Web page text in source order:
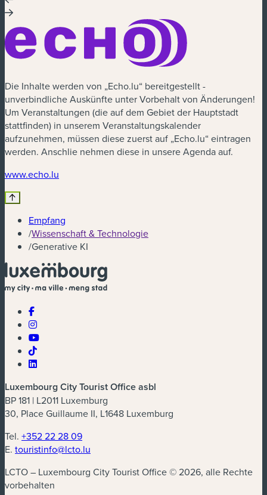
Die Inhalte werden von „Echo.lu“ bereitgestellt -
unverbindliche Auskünfte unter Vorbehalt von Änderungen!
Um Veranstaltungen (die auf dem Gebiet der Hauptstadt
stattfinden) in unserem Veranstaltungskalender
aufzunehmen, müssen diese zuerst auf „Echo.lu“ eintragen
werden. Anschlie nehmen diese in unsere Agenda auf.
www.echo.lu
Empfang
/Wissenschaft & Technologie
/Generative KI
Luxembourg City Tourist Office asbl
BP 181 | L2011 Luxemburg
30, Place Guillaume II, L1648 Luxemburg
Tel. +352 22 28 09
E. touristinfo@lcto.lu
LCTO – Luxembourg City Tourist Office © 2026, alle Rechte
vorbehalten